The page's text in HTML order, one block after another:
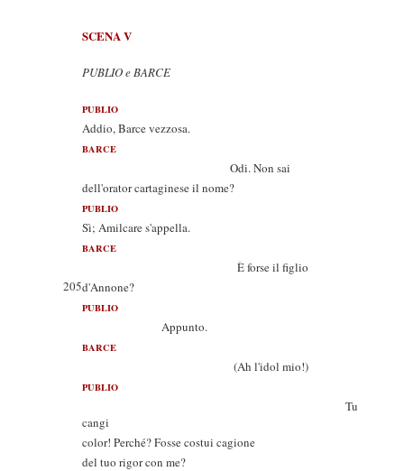
SCENA V
PUBLIO e BARCE
PUBLIO
Addio, Barce vezzosa.
BARCE
Odi. Non sai
dell'orator cartaginese il nome?
PUBLIO
Sì; Amilcare s'appella.
BARCE
È forse il figlio
205d'Annone?
PUBLIO
Appunto.
BARCE
(Ah l'idol mio!)
PUBLIO
Tu
cangi
color! Perché? Fosse costui cagione
del tuo rigor con me?